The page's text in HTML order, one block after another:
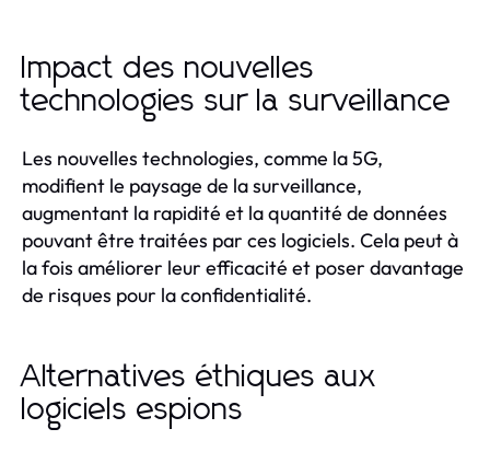
Impact des nouvelles
technologies sur la surveillance
Les nouvelles technologies, comme la 5G,
modifient le paysage de la surveillance,
augmentant la rapidité et la quantité de données
pouvant être traitées par ces logiciels. Cela peut à
la fois améliorer leur efficacité et poser davantage
de risques pour la confidentialité.
Alternatives éthiques aux
logiciels espions